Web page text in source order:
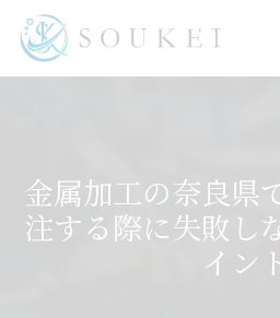
金属加工の奈良県
注する際に失敗し
イン